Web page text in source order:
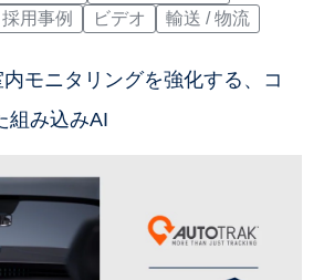
採用事例 ビデオ 輸送 / 物流
モニタリングを強化する、コ
組み込みAI